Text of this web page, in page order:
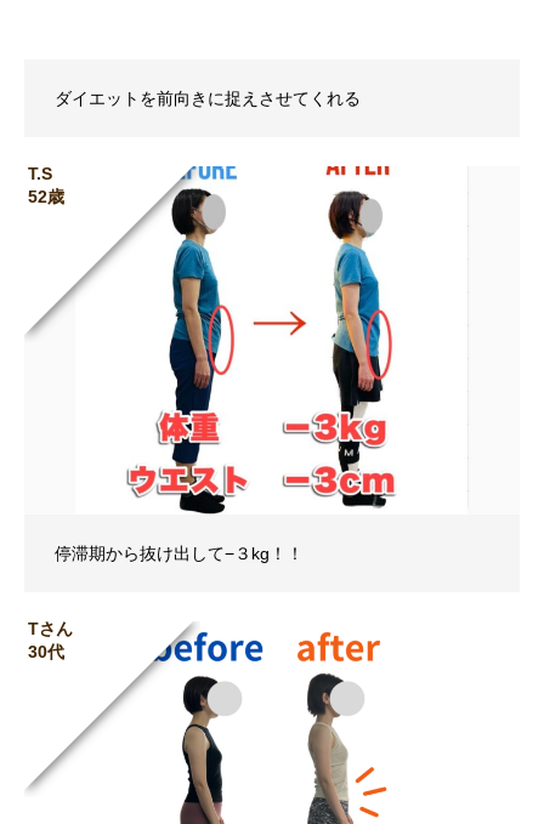
ダイエットを前向きに捉えさせてくれる
T.S
52歳
停滞期から抜け出して−３kg！！
Tさん
30代